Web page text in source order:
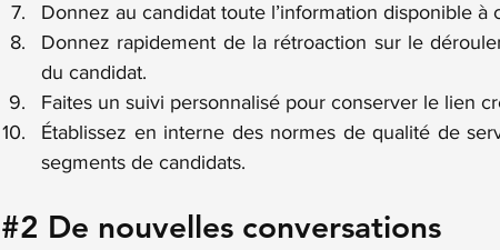
Donnez au candidat toute l’information disponible à
Donnez rapidement de la rétroaction sur le
du candidat.
Faites un suivi personnalisé pour conserver le lien
Établissez en interne des normes de qualité de
segments de candidats.
#2 De nouvelles conversations